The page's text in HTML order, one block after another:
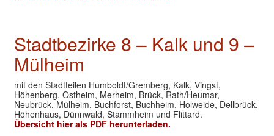
Stadtbezirke 8 – Kalk und 9 –
Mülheim
mit den Stadtteilen Humboldt/Gremberg, Kalk, Vingst,
Höhenberg, Ostheim, Merheim, Brück, Rath/Heumar,
Neubrück, Mülheim, Buchforst, Buchheim, Holweide, Dellbrück,
Höhenhaus, Dünnwald, Stammheim und Flittard.
Übersicht hier als PDF herunterladen.